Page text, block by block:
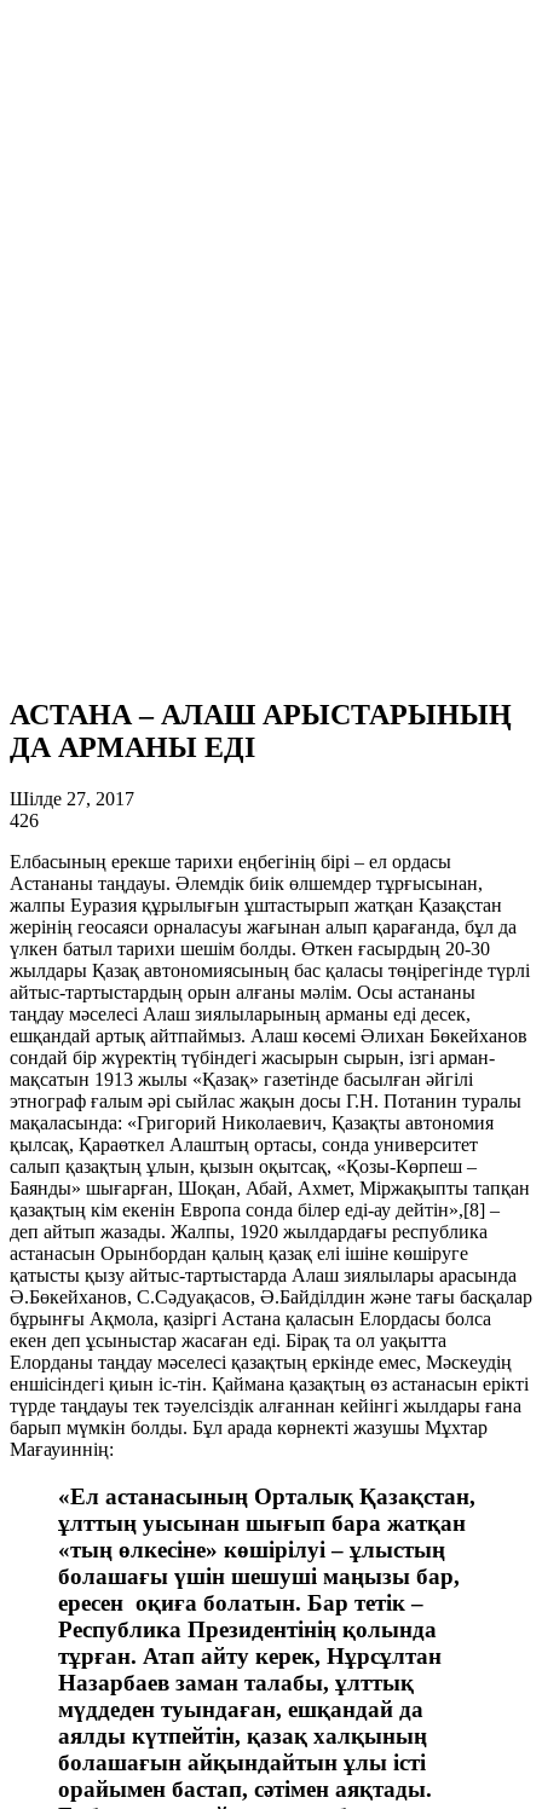
АСТАНА – АЛАШ АРЫСТАРЫНЫҢ
ДА АРМАНЫ ЕДІ
Шілде 27, 2017
426
Елбасының ерекше тарихи еңбегінің бірі – ел ордасы
Астананы таңдауы. Әлемдік биік өлшемдер тұрғысынан,
жалпы Еуразия құрылығын ұштастырып жатқан Қазақстан
жерінің геосаяси орналасуы жағынан алып қарағанда, бұл да
үлкен батыл тарихи шешім болды. Өткен ғасырдың 20-30
жылдары Қазақ автономиясының бас қаласы төңірегінде түрлі
айтыс-тартыстардың орын алғаны мәлім. Осы астананы
таңдау мәселесі Алаш зиялыларының арманы еді десек,
ешқандай артық айтпаймыз. Алаш көсемі Әлихан Бөкейханов
сондай бір жүректің түбіндегі жасырын сырын, ізгі арман-
мақсатын 1913 жылы «Қазақ» газетінде басылған әйгілі
этнограф ғалым әрі сыйлас жақын досы Г.Н. Потанин туралы
мақаласында: «Григорий Николаевич, Қазақты автономия
қылсақ, Қараөткел Алаштың ортасы, сонда университет
салып қазақтың ұлын, қызын оқытсақ, «Қозы-Көрпеш –
Баянды» шығарған, Шоқан, Абай, Ахмет, Міржақыпты тапқан
қазақтың кім екенін Европа сонда білер еді-ау дейтін»,[8] –
деп айтып жазады. Жалпы, 1920 жылдардағы республика
астанасын Орынбордан қалың қазақ елі ішіне көшіруге
қатысты қызу айтыс-тартыстарда Алаш зиялылары арасында
Ә.Бөкейханов, С.Сәдуақасов, Ә.Байділдин және тағы басқалар
бұрынғы Ақмола, қазіргі Астана қаласын Елордасы болса
екен деп ұсыныстар жасаған еді. Бірақ та ол уақытта
Елорданы таңдау мәселесі қазақтың еркінде емес, Мәскеудің
еншісіндегі қиын іс-тін. Қаймана қазақтың өз астанасын ерікті
түрде таңдауы тек тәуелсіздік алғаннан кейінгі жылдары ғана
барып мүмкін болды. Бұл арада көрнекті жазушы Мұхтар
Мағауиннің:
«Ел астанасының Орталық Қазақстан,
ұлттың уысынан шығып бара жатқан
«тың өлкесіне» көшірілуі – ұлыстың
болашағы үшін шешуші маңызы бар,
ересен оқиға болатын. Бар тетік –
Республика Президентінің қолында
тұрған. Атап айту керек, Нұрсұлтан
Назарбаев заман талабы, ұлттық
мүддеден туындаған, ешқандай да
аялды күтпейтін, қазақ халқының
болашағын айқындайтын ұлы істі
орайымен бастап, сәтімен аяқтады.